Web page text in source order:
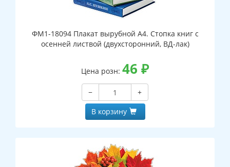
ФМ1-18094 Плакат вырубной А4. Стопка книг с
осенней листвой (двухсторонний, ВД-лак)
Цена розн: 46 ₽
−
+
В корзину